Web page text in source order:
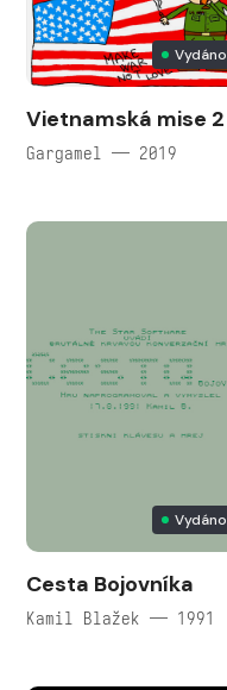
Vydáno
Vietnamská mise 2
Gargamel — 2019
Vydáno
Cesta Bojovníka
Kamil Blažek — 1991